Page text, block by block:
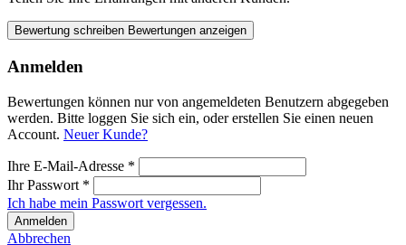
Bewertung schreiben Bewertungen anzeigen
Anmelden
Bewertungen können nur von angemeldeten Benutzern abgegeben
werden. Bitte loggen Sie sich ein, oder erstellen Sie einen neuen
Account. Neuer Kunde?
Ihre E-Mail-Adresse *
Ihr Passwort *
Ich habe mein Passwort vergessen.
Anmelden
Abbrechen